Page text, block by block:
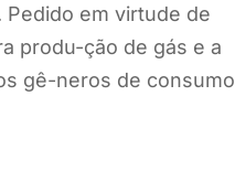
em virtude de
produ-ção de gás e a
gê-neros de consumo